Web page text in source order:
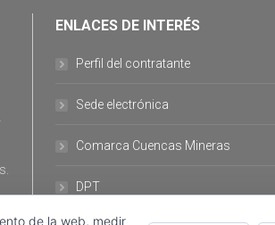
ENLACES DE INTERÉS
Perfil del contratante
Sede electrónica
Comarca Cuencas Mineras
DPT
de la web, medir